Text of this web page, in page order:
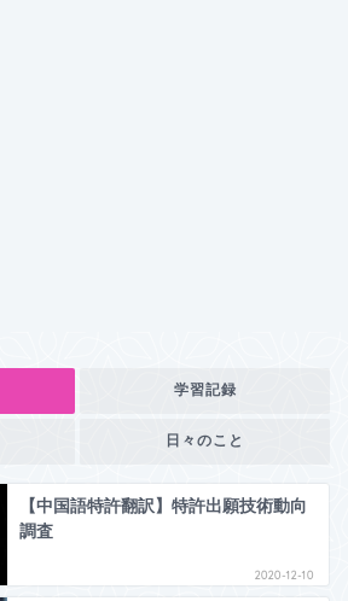
学習記録
日々のこと
【中国語特許翻訳】特許出願技術動向
調査
2020-12-10